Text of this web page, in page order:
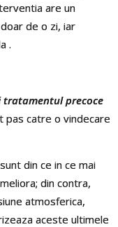
are un
de o zi, iar
.
tratamentul precoce
pas catre o vindecare
din ce in ce mai
din contra,
atmosferica,
aceste ultimele